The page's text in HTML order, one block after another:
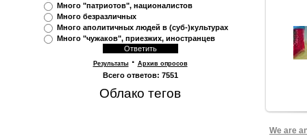
Много "патриотов", националистов
Много безразличных
Много аполитичных людей в (суб-)культурах
Много "чужаков", приезжих, иностранцев
Результаты · Архив опросов
Всего ответов: 7551
Облако тегов
We are